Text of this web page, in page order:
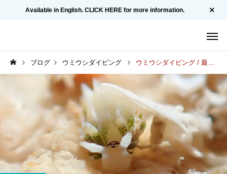
Available in English. CLICK HERE for more information.
ブログ ウミウシダイビング ウミウシダイビング / 最近のウミウシたち